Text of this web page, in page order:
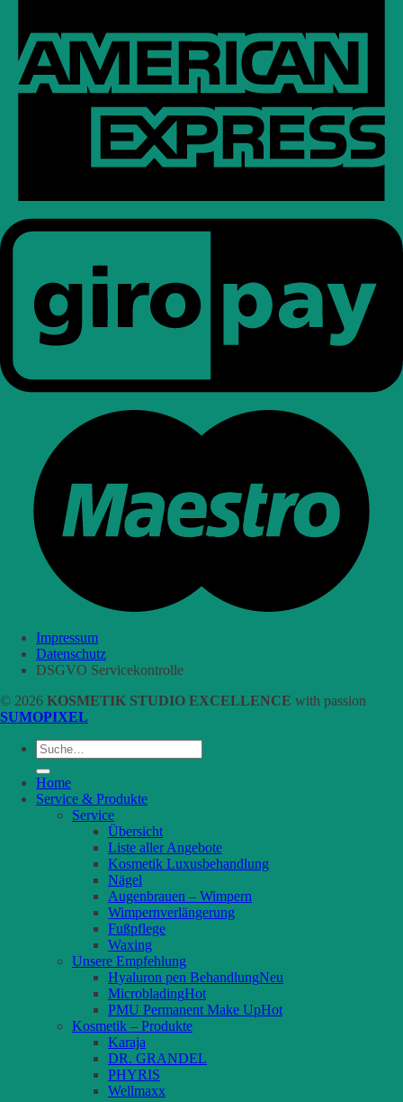
Impressum
Datenschutz
DSGVO Servicekontrolle
© 2026 KOSMETIK STUDIO EXCELLENCE with passion
SUMOPIXEL
Suche
nach:
Home
Service & Produkte
Service
Übersicht
Liste aller Angebote
Kosmetik Luxusbehandlung
Nägel
Augenbrauen – Wimpern
Wimpernverlängerung
Fußpflege
Waxing
Unsere Empfehlung
Hyaluron pen Behandlung
Microblading
PMU Permanent Make Up
Kosmetik – Produkte
Karaja
DR. GRANDEL
PHYRIS
Wellmaxx